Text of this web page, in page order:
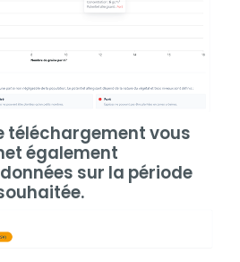
téléchargement vous
également
sur la période